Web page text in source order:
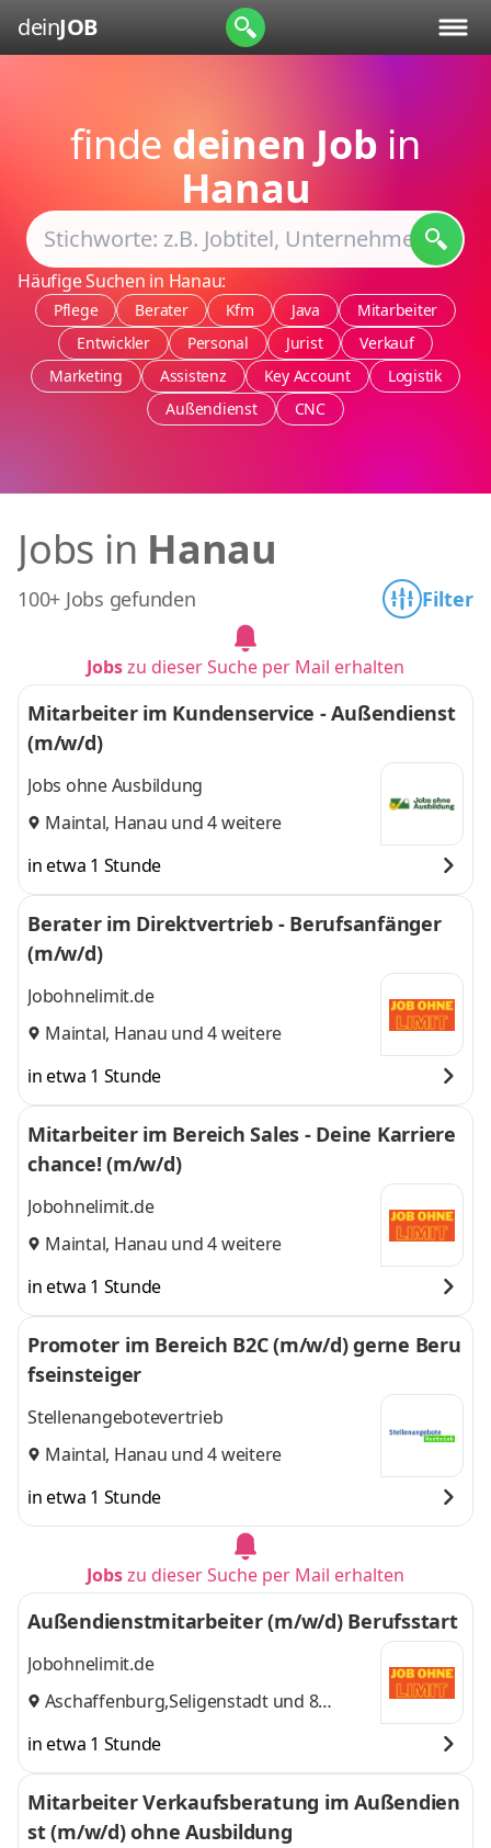
deinJOB
finde deinen Job in
Hanau
Häufige Suchen in Hanau:
Pflege Berater Kfm Java
Mitarbeiter
Entwickler
Personal Jurist
Verkauf
Marketing
Assistenz Key Account
Logistik
Außendienst
CNC
Jobs in Hanau
100+ Jobs gefunden Filter
Jobszu dieser Suche per Mail erhalten
Mitarbeiter im Kundenservice - Außendienst
(m/w/d)
Jobs ohne Ausbildung
Maintal, Hanau und 4 weitere
in etwa 1 Stunde
Berater im Direktvertrieb - Berufsanfänger
(m/w/d)
Jobohnelimit.de
Maintal, Hanau und 4 weitere
in etwa 1 Stunde
Mitarbeiter im Bereich Sales - Deine Karriere
chance! (m/w/d)
Jobohnelimit.de
Maintal, Hanau und 4 weitere
in etwa 1 Stunde
Promoter im Bereich B2C (m/w/d) gerne Beru
fseinsteiger
Stellenangebotevertrieb
Maintal, Hanau und 4 weitere
in etwa 1 Stunde
Jobszu dieser Suche per Mail erhalten
Außendienstmitarbeiter (m/w/d) Berufsstart
Jobohnelimit.de
Aschaffenburg,Seligenstadtund 8
in etwa 1 Stunde
Mitarbeiter Verkaufsberatung im Außendien
st (m/w/d) ohne Ausbildung